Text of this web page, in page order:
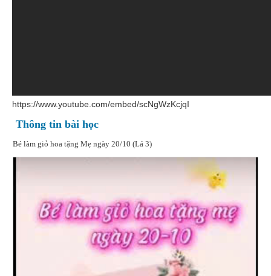
https://www.youtube.com/embed/scNgWzKcjqI
Thông tin bài học
Bé làm giỏ hoa tặng Mẹ ngày 20/10 (Lá 3)